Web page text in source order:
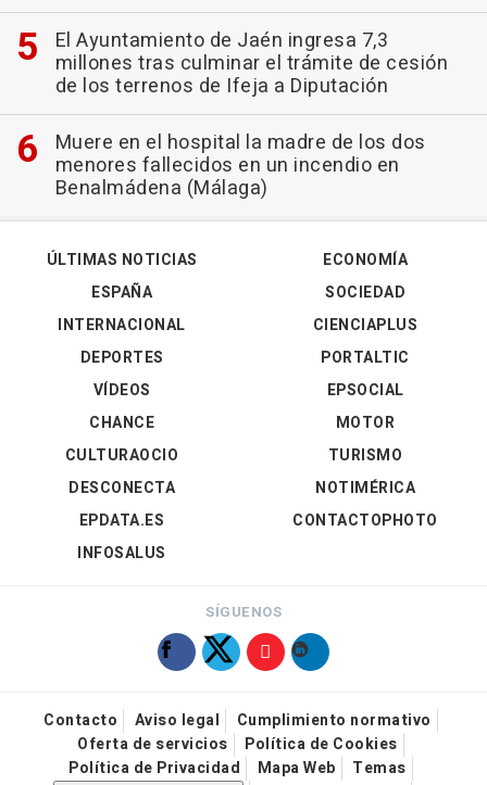
El Ayuntamiento de Jaén ingresa 7,3
millones tras culminar el trámite de cesión
de los terrenos de Ifeja a Diputación
Muere en el hospital la madre de los dos
menores fallecidos en un incendio en
Benalmádena (Málaga)
ÚLTIMAS NOTICIAS
ESPAÑA
INTERNACIONAL
DEPORTES
VÍDEOS
ECONOMÍA
SOCIEDAD
CIENCIAPLUS
PORTALTIC
EPSOCIAL
CHANCE
CULTURAOCIO
DESCONECTA
EPDATA.ES
INFOSALUS
MOTOR
TURISMO
NOTIMÉRICA
CONTACTOPHOTO
SÍGUENOS
Contacto Aviso legal
Cumplimiento normativo
Oferta de servicios
Política de Cookies
Política de Privacidad
Mapa Web
Temas